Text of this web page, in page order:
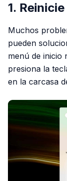
1.
Muchos
pueden
menú de inicio
presiona la
en la carcasa